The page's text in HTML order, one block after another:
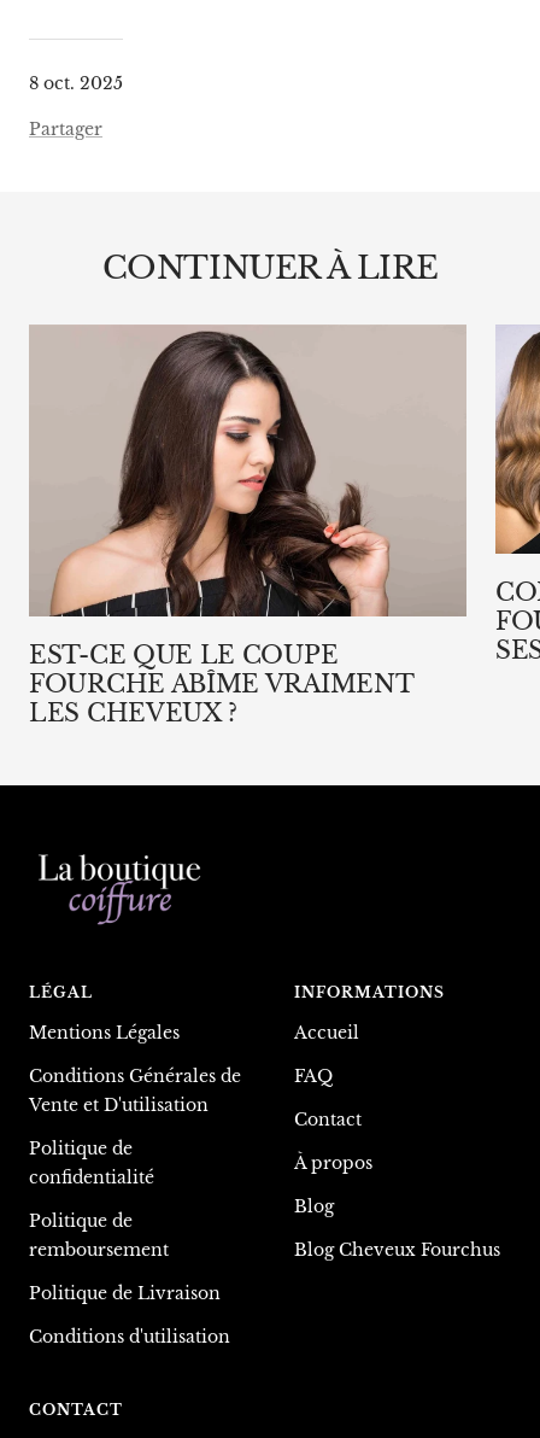
8 oct. 2025
Partager
CONTINUER À LIRE
EST-CE QUE LE COUPE
FOURCHE ABÎME VRAIMENT
LES CHEVEUX ?
LÉGAL
Mentions Légales
Conditions Générales de
Vente et D'utilisation
Politique de
confidentialité
Politique de
remboursement
Politique de Livraison
Conditions d'utilisation
INFORMATIONS
Accueil
FAQ
Contact
À propos
Blog
Blog Cheveux Fourchus
CONTACT